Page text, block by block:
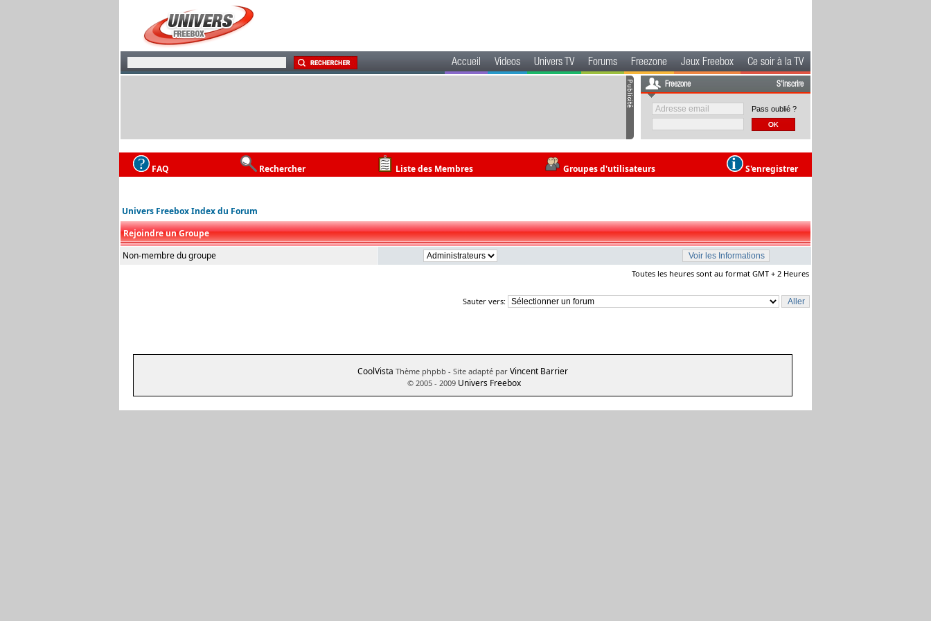
Accueil Videos Univers TV Forums Freezone Jeux Freebox Ce soir à la TV
Freezone S'inscrire
Pass oublié ?
FAQ Rechercher Liste des Membres Groupes d'utilisateurs S'enregistrer
Univers Freebox Index du Forum
Rejoindre un Groupe
Non-membre du groupe
Toutes les heures sont au format GMT + 2 Heures
Sauter vers:
CoolVista Thème phpbb - Site adapté par Vincent Barrier
© 2005 - 2009 Univers Freebox